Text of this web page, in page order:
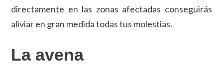
directamente en las zonas afectadas conseguirás
aliviar en gran medida todas tus molestias.
La avena